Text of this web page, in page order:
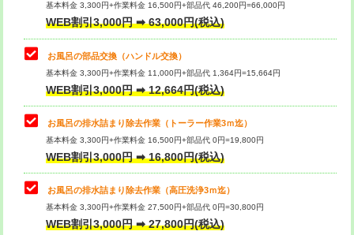
止水・漏水調査・防水処理・清掃・修
理・調整・分解・加工など（重作業）
33,000円
トイレタンク脱着
トイレ便器脱着
タンクレストイレ脱着 33,000円
小便器トイレ脱着
その他部品の脱着 8,800円～
交換・取付（タンク）
基本料金 3,300円+作業料金 16,500円+部品代 46,200円=66,000円
WEB割引3,000円 ➡ 63,000円(税込)
お風呂の部品交換（ハンドル交換）
基本料金 3,300円+作業料金 11,000円+部品代 1,364円=15,664円
WEB割引3,000円 ➡ 12,664円(税込)
お風呂の排水詰まり除去作業（トーラー作業3ｍ迄）
基本料金 3,300円+作業料金 16,500円+部品代 0円=19,800円
WEB割引3,000円 ➡ 16,800円(税込)
お風呂の排水詰まり除去作業（高圧洗浄3ｍ迄）
基本料金 3,300円+作業料金 27,500円+部品代 0円=30,800円
WEB割引3,000円 ➡ 27,800円(税込)